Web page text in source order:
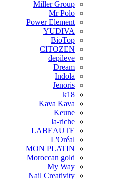
Miller Group
Mr Polo
Power Element
YUDIVA
BioTop
CITOZEN
depileve
Dream
Indola
Jenoris
k18
Kava Kava
Keune
la-riche
LABEAUTE
L'Oréal
MON PLATIN
Moroccan gold
My Way
Nail Creativity